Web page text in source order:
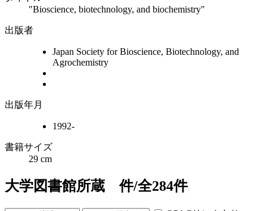
"Bioscience, biotechnology, and biochemistry"
出版者
Japan Society for Bioscience, Biotechnology, and
Agrochemistry
出版年月
1992-
書籍サイズ
29 cm
大学図書館所蔵 件/全284件